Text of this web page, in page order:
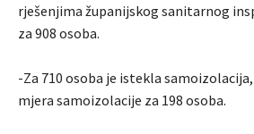
rješenjima županijskog sanitarnog
za 908 osoba.
-Za 710 osoba je istekla
mjera samoizolacije za 198 osoba.